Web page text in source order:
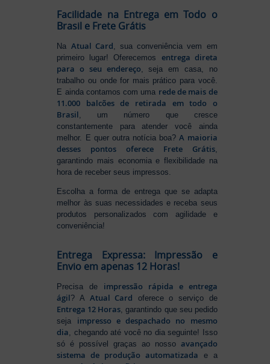
Facilidade na Entrega em Todo o
Brasil e Frete Grátis
Na Atual Card, sua conveniência vem em
primeiro lugar! Oferecemos entrega direta
para o seu endereço, seja em casa, no
trabalho ou onde for mais prático para você.
E ainda contamos com uma rede de mais de
11.000 balcões de retirada em todo o
Brasil, um número que cresce
constantemente para atender você ainda
melhor. E quer outra notícia boa?A maioria
desses pontos oferece Frete Grátis,
garantindo mais economia e flexibilidade na
hora de receber seus impressos.
Escolha a forma de entrega que se adapta
melhor às suas necessidades e receba seus
produtos personalizados com agilidade e
conveniência!
Entrega Expressa: Impressão e
Envio em apenas 12 Horas!
Precisa de impressão rápida e entrega
ágil? A Atual Card oferece o serviço de
Entrega 12 Horas , garantindo que seu pedido
seja impresso e despachado no mesmo
dia , chegando até você no dia seguinte! Isso
só é possível graças ao nosso avançado
sistema de produção automatizada e a